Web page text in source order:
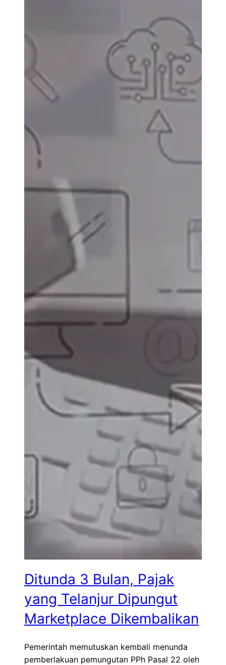
Ditunda 3 Bulan, Pajak
yang Telanjur Dipungut
Marketplace Dikembalikan
Pemerintah memutuskan kembali menunda
pemberlakuan pemungutan PPh Pasal 22 oleh